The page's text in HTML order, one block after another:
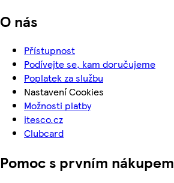
O nás
Přístupnost
Podívejte se, kam doručujeme
Poplatek za službu
Nastavení Cookies
Možnosti platby
itesco.cz
Clubcard
Pomoc s prvním nákupem